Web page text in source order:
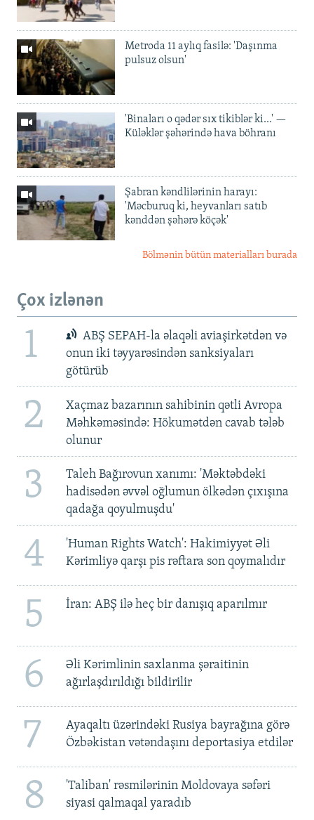
Metroda 11 aylıq fasilə: 'Daşınma
pulsuz olsun'
'Binaları o qədər sıx tikiblər ki...' —
Küləklər şəhərində hava böhranı
Şabran kəndlilərinin harayı:
'Məcburuq ki, heyvanları satıb
kənddən şəhərə köçək'
Bölmənin bütün materialları burada
Çox izlənən
1
ABŞ SEPAH-la əlaqəli aviaşirkətdən və
onun iki təyyarəsindən sanksiyaları
götürüb
2
Xaçmaz bazarının sahibinin qətli Avropa
Məhkəməsində: Hökumətdən cavab tələb
olunur
3
Taleh Bağırovun xanımı: 'Məktəbdəki
hadisədən əvvəl oğlumun ölkədən çıxışına
qadağa qoyulmuşdu'
4
'Human Rights Watch': Hakimiyyət Əli
Kərimliyə qarşı pis rəftara son qoymalıdır
5 İran: ABŞ ilə heç bir danışıq aparılmır
6
Əli Kərimlinin saxlanma şəraitinin
ağırlaşdırıldığı bildirilir
7
Ayaqaltı üzərindəki Rusiya bayrağına görə
Özbəkistan vətəndaşını deportasiya etdilər
8
'Taliban' rəsmilərinin Moldovaya səfəri
siyasi qalmaqal yaradıb